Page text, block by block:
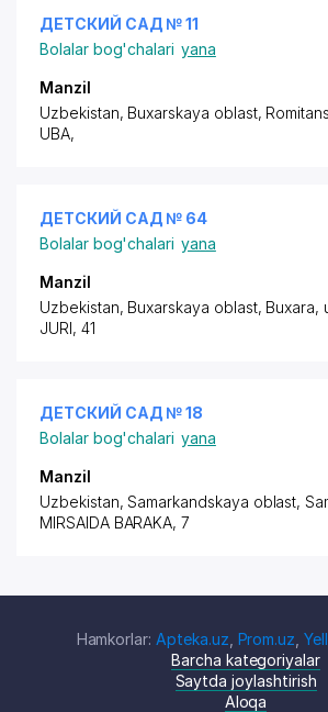
ДЕТСКИЙ САД № 11
Bolalar bog'chalari yana
Manzil
Uzbekistan, Buxarskaya oblast,
UBA,
ДЕТСКИЙ САД № 64
Bolalar bog'chalari yana
Manzil
Uzbekistan, Buxarskaya oblast, Buxara,
JURI, 41
ДЕТСКИЙ САД № 18
Bolalar bog'chalari yana
Manzil
Uzbekistan, Samarkandskaya oblast,
MIRSAIDA BARAKA, 7
Hamkorlar: Apteka.uz Prom.uz ,
Barcha kategoriyalar
Saytda joylashtirish
Aloqa